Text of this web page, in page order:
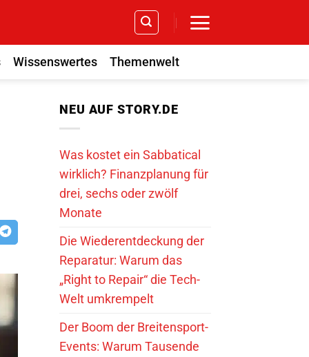
Wissenswertes Themenwelt
NEU AUF STORY.DE
Was kostet ein Sabbatical
wirklich? Finanzplanung für
drei, sechs oder zwölf
Monate
Die Wiederentdeckung der
Reparatur: Warum das
„Right to Repair“ die Tech-
Welt umkrempelt
Der Boom der Breitensport-
Events: Warum Tausende